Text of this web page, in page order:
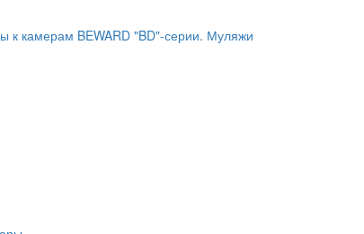
к камерам BEWARD "BD"-серии. Муляжи